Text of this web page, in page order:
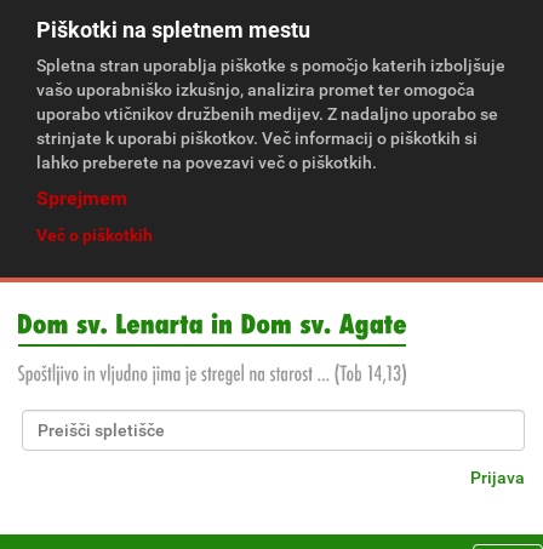
Piškotki na spletnem mestu
Spletna stran uporablja piškotke s pomočjo katerih izboljšuje
vašo uporabniško izkušnjo, analizira promet ter omogoča
uporabo vtičnikov družbenih medijev. Z nadaljno uporabo se
strinjate k uporabi piškotkov. Več informacij o piškotkih si
lahko preberete na povezavi več o piškotkih.
Sprejmem
Več o piškotkih
Išči po spletišču
Prijava